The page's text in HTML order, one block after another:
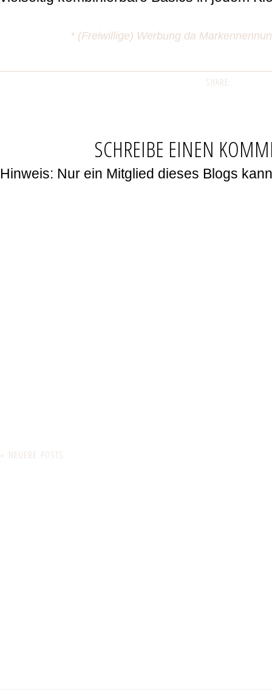
* (Freiwillige) Werbung da
SHARE:
SCHREIBE EINEN
Hinweis: Nur ein Mitglied dieses Blogs
« NEUERE POSTS